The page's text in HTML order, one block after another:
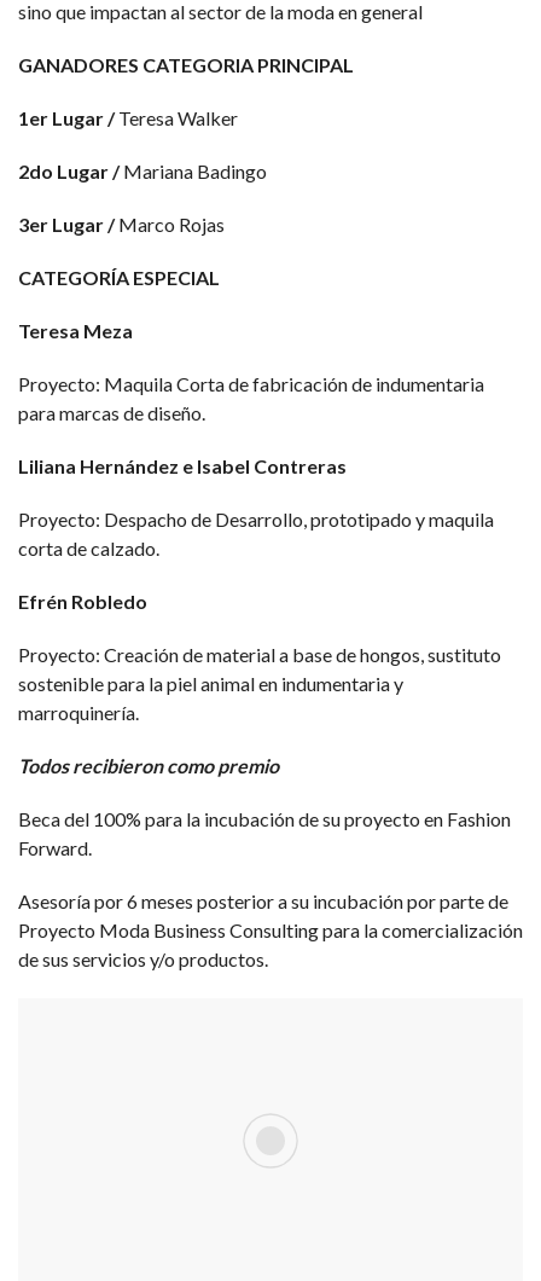
sino que impactan al sector de la moda en general
GANADORES CATEGORIA PRINCIPAL
1er Lugar /Teresa Walker
2do Lugar /Mariana Badingo
3er Lugar /Marco Rojas
CATEGORÍA ESPECIAL
Teresa Meza
Proyecto: Maquila Corta de fabricación de indumentaria
para marcas de diseño.
Liliana Hernández e Isabel Contreras
Proyecto: Despacho de Desarrollo, prototipado y maquila
corta de calzado.
Efrén Robledo
Proyecto: Creación de material a base de hongos, sustituto
sostenible para la piel animal en indumentaria y
marroquinería.
Todos recibieron como premio
Beca del 100% para la incubación de su proyecto en Fashion
Forward.
Asesoría por 6 meses posterior a su incubación por parte de
Proyecto Moda Business Consulting para la comercialización
de sus servicios y/o productos.